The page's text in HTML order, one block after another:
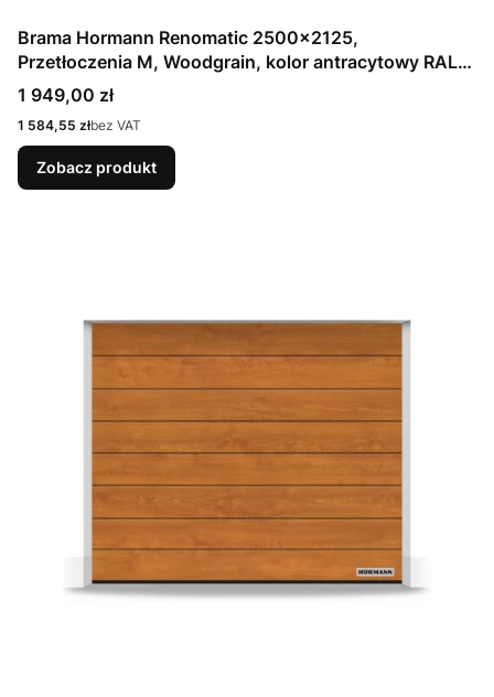
Brama Hormann Renomatic 2500x2125,
Przetłoczenia M, Woodgrain, kolor antracytowy RAL
7016 / OCYNK + Prowadzenie Z
Cena
1 949,00 zł
Cena
1 584,55 złbez VAT
Zobacz produkt